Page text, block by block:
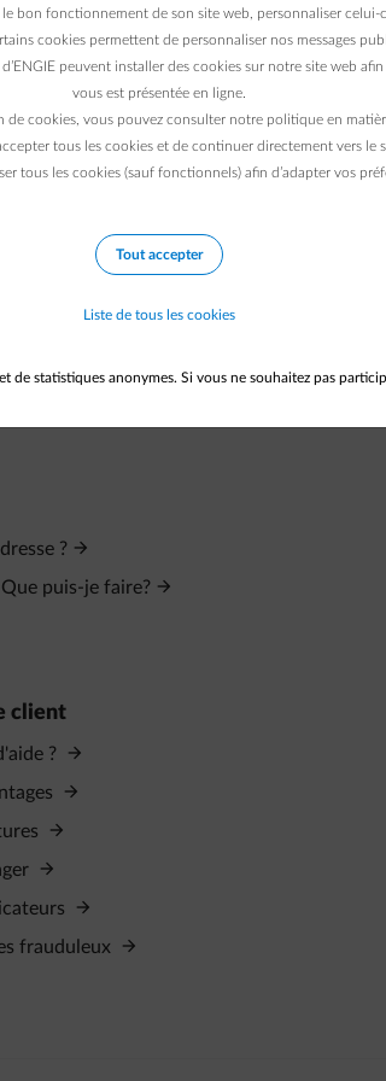
nouvelle construction.
?
puis-je faire?
client
?
frauduleux
bon fonctionnement de son site web, personnaliser
cookies permettent de personnaliser nos messages
peuvent installer des cookies sur notre site web
vous est présentée en ligne.
de cookies, vous pouvez consulter notre politique en
tous les cookies et de continuer directement vers le
tous les cookies (sauf fonctionnels) afin d’adapter vos
Tout accepter
Liste de tous les cookies
de statistiques anonymes. Si vous ne souhaitez pas